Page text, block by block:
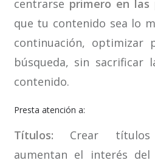
centrarse primero en las
que tu contenido sea lo
continuación, optimizar
búsqueda, sin sacrificar
contenido.
Presta atención a:
Títulos: Crear
aumentan el interés